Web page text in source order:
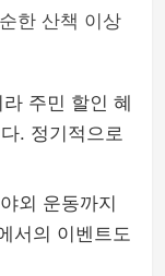
한 산책 이상
주민 할인 혜
. 정기적으로
외 운동까지
서의 이벤트도